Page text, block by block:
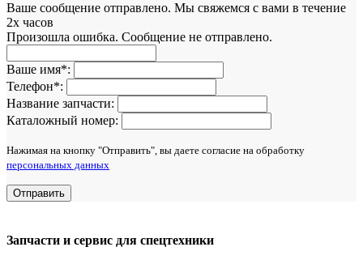
Ваше сообщение отправлено. Мы свяжемся с вами в течение
2х часов
Произошла ошибка. Сообщение не отправлено.
Ваше имя*:
Телефон*:
Название запчасти:
Каталожный номер:
Нажимая на кнопку "Отправить", вы даете согласие на обработку
персональных данных
Отправить
Запчасти и сервис для спецтехники